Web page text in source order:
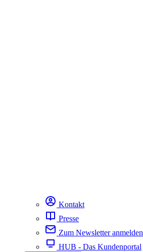
Kontakt
Presse
Zum Newsletter anmelden
HUB - Das Kundenportal